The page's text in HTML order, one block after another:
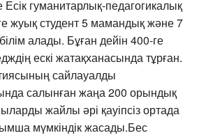
гуманитарлық-педагогикалық
жуық студент 5 мамандық және 7
алады. Бұған дейін 400-ге
ескі жатақханасында тұрған.
сайлауалды
салынған жаңа 200 орындық
жайлы әрі қауіпсіз ортада
мүмкіндік жасады.Бес